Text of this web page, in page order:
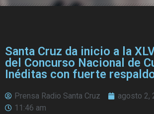
Santa Cruz da inicio a la
del Concurso Nacional de
Inéditas con fuerte
Prensa Radio Santa Cruz
agosto 2,
11:46 am